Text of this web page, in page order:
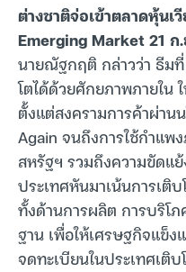
ต่างชาติจ่อเข้าตลาดหุ้น
Emerging Market 21 ก
นายณัฐกฤติ กล่าวว่า ธีม
โตได้ด้วยศักยภาพภายใ
ตั้งแต่สงครามการค้าผ่าน
Again จนถึงการใช้กำแพ
สหรัฐฯ รวมถึงความขัดแ
ประเทศหันมาเน้นการเติ
ทั้งด้านการผลิต การบริโ
ฐาน เพื่อให้เศรษฐกิจแข็
จดทะเบียนในประเทศเติบ